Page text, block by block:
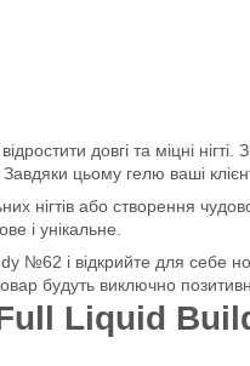
довгі та міцні
Завдяки цьому гелю ваші
нігтів або створення
і унікальне.
№62 і відкрийте для
будуть виключно
Liquid